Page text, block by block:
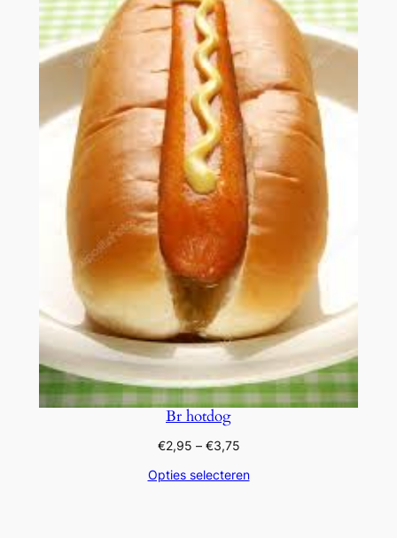
Br hotdog
€2,95 – €3,75Prijsklasse:
tot
Opties selecteren